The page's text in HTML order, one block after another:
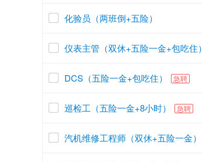
化验员（两班倒+五险）
仪表主管（双休+五险一金+包吃住）
DCS（五险一金+包吃住） 急聘
巡检工（五险一金+8小时） 急聘
汽机维修工程师（双休+五险一金）